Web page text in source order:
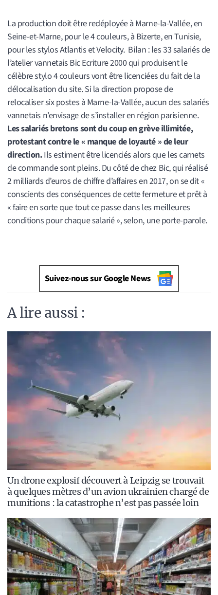
La production doit être redéployée à Marne-la-Vallée, en
Seine-et-Marne, pour le 4 couleurs, à Bizerte, en Tunisie,
pour les stylos Atlantis et Velocity. Bilan : les 33 salariés de
l’atelier vannetais Bic Ecriture 2000 qui produisent le
célèbre stylo 4 couleurs vont être licenciées du fait de la
délocalisation du site. Si la direction propose de
relocaliser six postes à Marne-la-Vallée, aucun des salariés
vannetais n’envisage de s’installer en région parisienne.
Les salariés bretons sont du coup en grève illimitée,
protestant contre le « manque de loyauté » de leur
direction.Ils estiment être licenciés alors que les carnets
de commande sont pleins. Du côté de chez Bic, qui réalisé
2 milliards d’euros de chiffre d’affaires en 2017, on se dit «
conscients des conséquences de cette fermeture et prêt à
« faire en sorte que tout ce passe dans les meilleures
conditions pour chaque salarié », selon, une porte-parole.
Suivez-nous sur Google News
A lire aussi :
Un drone explosif découvert à Leipzig se trouvait
à quelques mètres d’un avion ukrainien chargé de
munitions : la catastrophe n’est pas passée loin